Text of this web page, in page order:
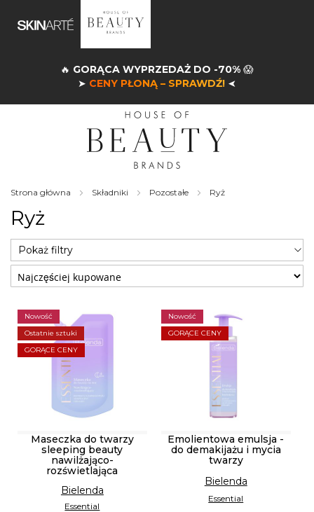
🔥 GORĄCA WYPRZEDAŻ DO -70% 😱
➤ CENY PŁONĄ – SPRAWDŹ! ➤
Strona główna Składniki Pozostałe Ryż
Ryż
Nowość
Ostatnie sztuki
GORĄCE CENY
Maseczka do twarzy
sleeping beauty
nawilżająco-
rozświetlająca
Bielenda
Essential
Nowość
GORĄCE CENY
Emolientowa emulsja -
do demakijażu i mycia
twarzy
Bielenda
Essential
Pokaż filtry